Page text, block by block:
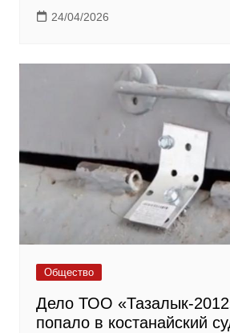
24/04/2026
Общество
Дело ТОО «Тазалык-
попало в костанайский